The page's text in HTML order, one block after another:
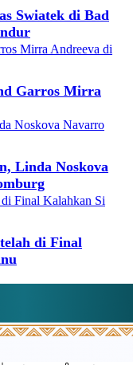
Swiatek di Bad
Garros Mirra
Linda Noskova
di Final